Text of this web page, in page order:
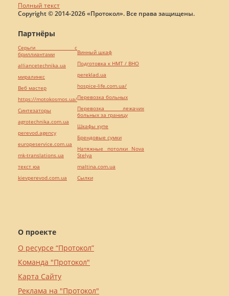
Полный текст
Copyright © 2014-2026 «Протокол». Все права защищены.
О проекте
О ресурсе “Протокол”
Команда "Протокол"
Карта Сайту
Реклама на "Протокол"
Партнёры
Серьги с
бриллиантами
alliancetechnika.ua
миралинкс
Веб мастер
https://motokosmos.ua/
Синтезаторы
agrotechnika.com.ua
perevod.agency
europeservice.com.ua
mk-translations.ua
текст юа
kievperevod.com.ua
Винный шкаф
Подготовка к НМТ / ВНО
pereklad.ua
hospice-life.com.ua/
Перевозка больных
Перевозка лежачих
больных за границу
Шкафы купе
Брендовые сумки
Натяжные потолки Nova
Stelya
maltina.com.ua
Cылки